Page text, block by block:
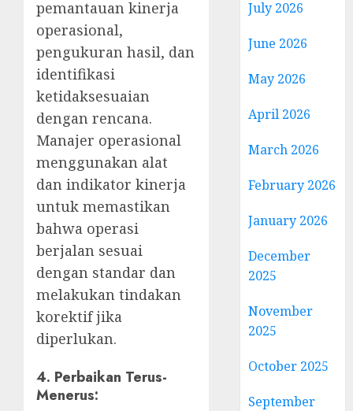
pemantauan kinerja
operasional,
pengukuran hasil, dan
identifikasi
ketidaksesuaian
dengan rencana.
Manajer operasional
menggunakan alat
dan indikator kinerja
untuk memastikan
bahwa operasi
berjalan sesuai
dengan standar dan
melakukan tindakan
korektif jika
diperlukan.
4. Perbaikan Terus-
Menerus:
July 2026
June 2026
May 2026
April 2026
March 2026
February 2026
January 2026
December
2025
November
2025
October 2025
September